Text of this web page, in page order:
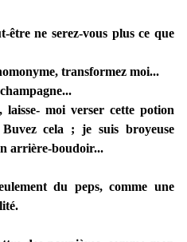
ne serez-vous plus ce que
transformez moi...
moi verser cette potion
cela ; je suis broyeuse
arrière-boudoir...
du peps, comme une